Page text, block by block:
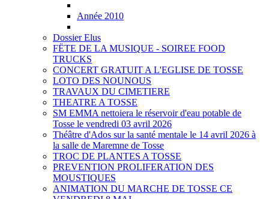
Année 2010
Dossier Elus
FËTE DE LA MUSIQUE - SOIREE FOOD
TRUCKS
CONCERT GRATUIT A L'EGLISE DE TOSSE
LOTO DES NOUNOUS
TRAVAUX DU CIMETIERE
THEATRE A TOSSE
SM EMMA nettoiera le réservoir d'eau potable de
Tosse le vendredi 03 avril 2026
Théâtre d'Ados sur la santé mentale le 14 avril 2026 à
la salle de Maremne de Tosse
TROC DE PLANTES A TOSSE
PREVENTION PROLIFERATION DES
MOUSTIQUES
ANIMATION DU MARCHE DE TOSSE CE